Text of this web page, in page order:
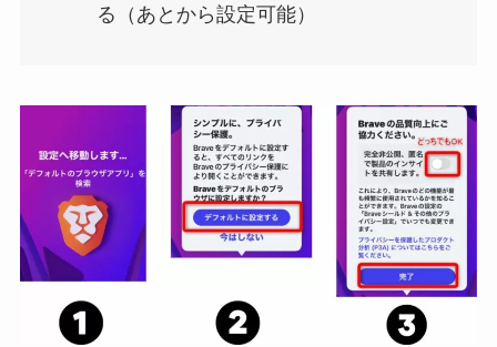
る（あとから設定可能）